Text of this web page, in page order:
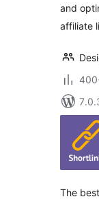
and
affiliate
The